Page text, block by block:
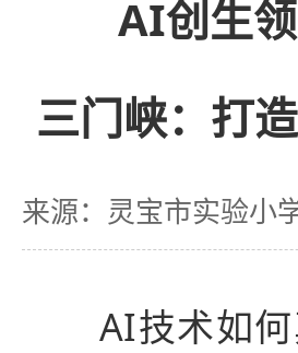
AI创生
三门峡：打
来源：灵宝市实验小
AI技术如何